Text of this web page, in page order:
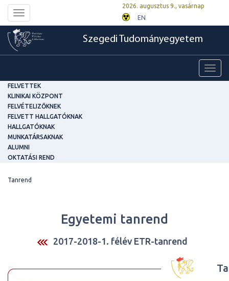
Toggle
navigation
2026. augusztus 9., vasárnap
EN
Szegedi Tudományegyetem
FELVETTEK
KLINIKAI KÖZPONT
FELVÉTELIZŐKNEK
FELVETT HALLGATÓKNAK
HALLGATÓKNAK
MUNKATÁRSAKNAK
ALUMNI
OKTATÁSI REND
Tanrend
Egyetemi tanrend
2017-2018-1. félév ETR-tanrend